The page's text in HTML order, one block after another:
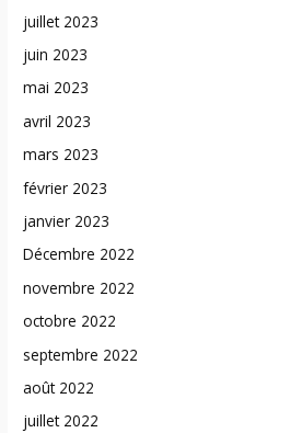
juillet 2023
juin 2023
mai 2023
avril 2023
mars 2023
février 2023
janvier 2023
Décembre 2022
novembre 2022
octobre 2022
septembre 2022
août 2022
juillet 2022